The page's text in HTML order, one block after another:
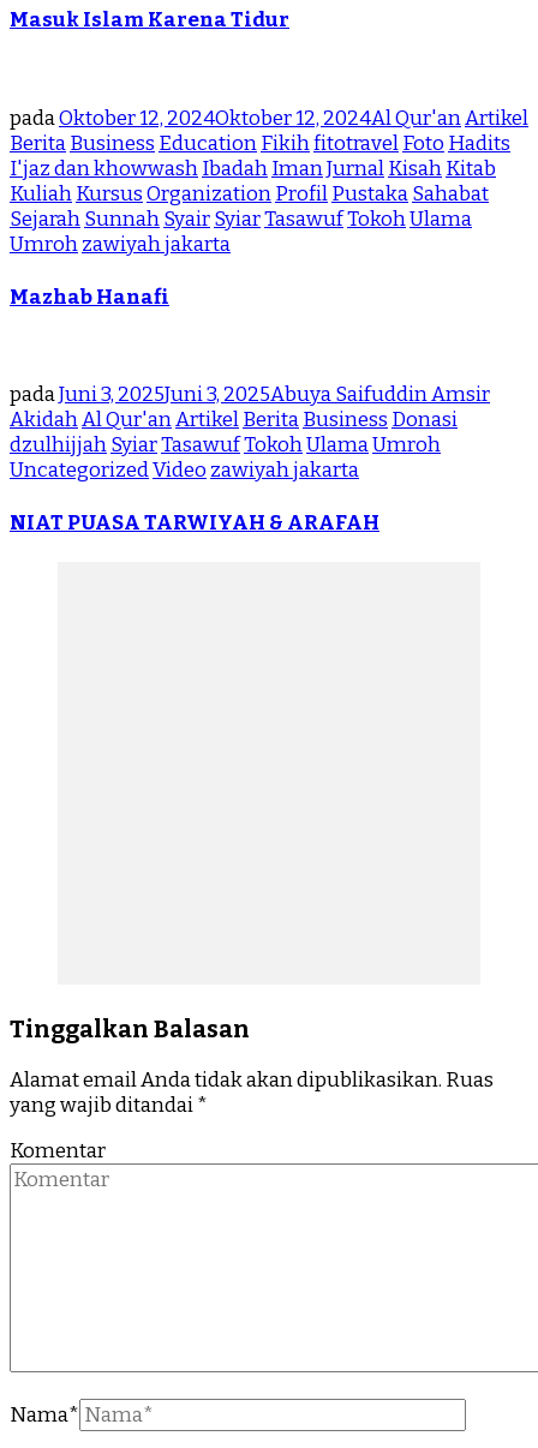
Masuk Islam Karena Tidur
padaOktober 12, 2024Oktober 12, 2024Al Qur'anArtikel
BeritaBusiness EducationFikihfitotravelFoto Hadits
I'jaz dan khowwashIbadahImanJurnalKisahKitab
KuliahKursusOrganizationProfilPustakaSahabat
SejarahSunnahSyairSyiarTasawufTokohUlama
Umrohzawiyah jakarta
Mazhab Hanafi
padaJuni 3, 2025Juni 3, 2025Abuya Saifuddin Amsir
AkidahAl Qur'anArtikelBeritaBusiness Donasi
dzulhijjahSyiarTasawufTokohUlamaUmroh
UncategorizedVideo zawiyah jakarta
NIAT PUASA TARWIYAH & ARAFAH
Tinggalkan Balasan
Alamat email Anda tidak akan dipublikasikan. Ruas
yang wajib ditandai*
Komentar
Nama*